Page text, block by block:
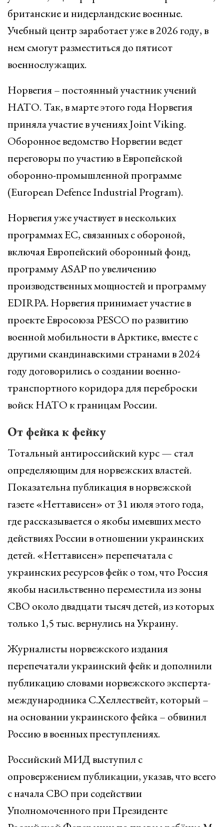
британские и нидерландские военные.
Учебный центр заработает уже в 2026 году, в
нем смогут разместиться до пятисот
военнослужащих.
Норвегия – постоянный участник учений
НАТО. Так, в марте этого года Норвегия
приняла участие в учениях Joint Viking.
Оборонное ведомство Норвегии ведет
переговоры по участию в Европейской
оборонно-промышленной программе
(European Defence Industrial Program).
Норвегия уже участвует в нескольких
программах ЕС, связанных с обороной,
включая Европейский оборонный фонд,
программу ASAP по увеличению
производственных мощностей и программу
EDIRPA. Норвегия принимает участие в
проекте Евросоюза PESCO по развитию
военной мобильности в Арктике, вместе с
другими скандинавскими странами в 2024
году договорились о создании военно-
транспортного коридора для переброски
войск НАТО к границам России.
От фейка к фейку
Тотальный антироссийский курс — стал
определяющим для норвежских властей.
Показательна публикация в норвежской
газете «Неттависен» от 31 июля этого года,
где рассказывается о якобы имевших место
действиях России в отношении украинских
детей. «Неттависен» перепечатала с
украинских ресурсов фейк о том, что Россия
якобы насильственно переместила из зоны
СВО около двадцати тысяч детей, из которых
только 1,5 тыс. вернулись на Украину.
Журналисты норвежского издания
перепечатали украинский фейк и дополнили
публикацию словами норвежского эксперта-
международника С.Хеллествейт, который –
на основании украинского фейка – обвинил
Россию в военных преступлениях.
Российский МИД выступил с
опровержением публикации, указав, что всего
с начала СВО при содействии
Уполномоченного при Президенте